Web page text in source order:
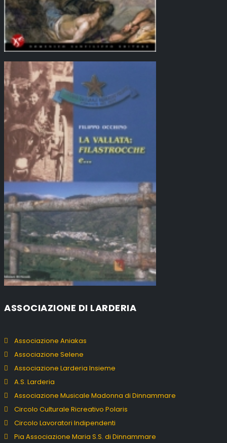
ASSOCIAZIONE DI LARDERIA
Associazione Aniakas
Associazione Selene
Associazione Larderia Insieme
A.S. Larderia
Associazione Musicale Madonna di Dinnammare
Circolo Culturale Ricreativo Polaris
Circolo Lavoratori Indipendenti
Pia Associazione Maria S.S. di Dinnammare